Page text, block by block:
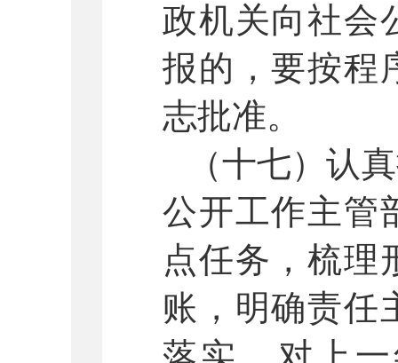
政机关向社会
报的，要按程
志批准。
（十七）认
公开工作主管
点任务，梳理
账，明确责任